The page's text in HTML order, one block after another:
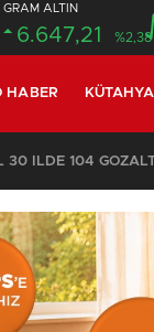
GRAM ALTIN
6.647,21 %2,38
HABER
30 İLDE 104